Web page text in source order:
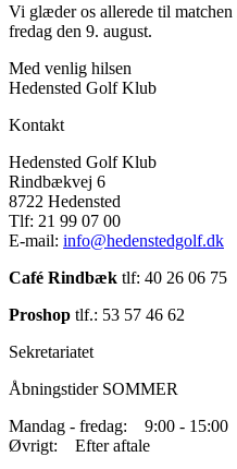
Vi glæder os allerede til matchen
fredag den 9. august.
Med venlig hilsen
Hedensted Golf Klub
Kontakt
Hedensted Golf Klub
Rindbækvej 6
8722 Hedensted
Tlf: 21 99 07 00
E-mail: info@hedenstedgolf.dk
Café Rindbæk tlf: 40 26 06 75
Proshop tlf.: 53 57 46 62
Sekretariatet
Åbningstider SOMMER
Mandag - fredag: 9:00 - 15:00
Øvrigt: Efter aftale